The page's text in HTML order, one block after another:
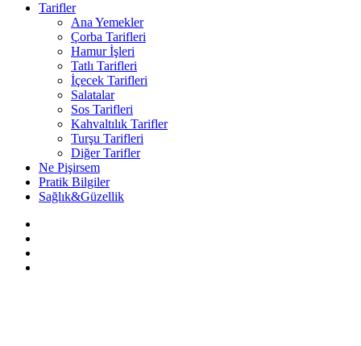
Tarifler
Ana Yemekler
Çorba Tarifleri
Hamur İşleri
Tatlı Tarifleri
İçecek Tarifleri
Salatalar
Sos Tarifleri
Kahvaltılık Tarifler
Turşu Tarifleri
Diğer Tarifler
Ne Pişirsem
Pratik Bilgiler
Sağlık&Güzellik